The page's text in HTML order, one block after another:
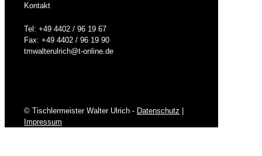
Kontakt
Tel: +49 4402 / 96 19 67
Fax: +49 4402 / 96 19 90
tmwalterulrich@t-online.de
© Tischlermeister Walter Ulrich - Datenschutz
Impressum